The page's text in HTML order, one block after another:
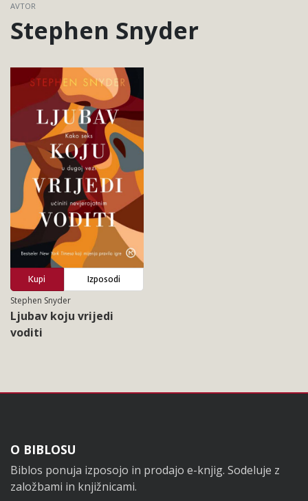
AVTOR
Stephen Snyder
Kupi
Izposodi
Stephen Snyder
Ljubav koju vrijedi
voditi
Noga
O BIBLOSU
Biblos ponuja izposojo in prodajo e-knjig. Sodeluje z
založbami in knjižnicami.